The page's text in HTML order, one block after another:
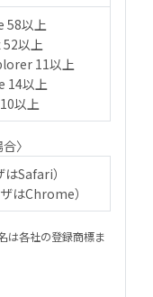
58以上
以上
11以上
14以上
以上
〉
Safari）
はChrome）
は各社の登録商標ま